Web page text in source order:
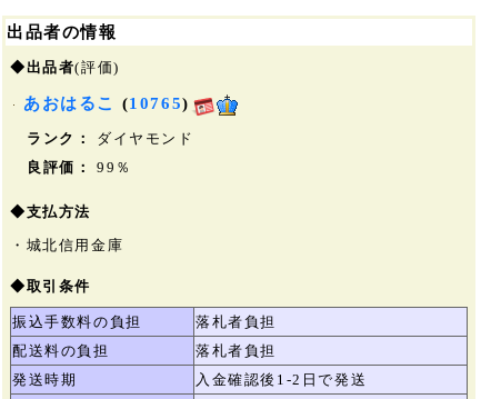
出品者の情報
◆出品者(評価)
あおはるこ (10765)
ランク：
ダイヤモンド
良評価：
99％
◆支払方法
・城北信用金庫
◆取引条件
振込手数料の負担
落札者負担
配送料の負担
落札者負担
発送時期
入金確認後1-2日で発送